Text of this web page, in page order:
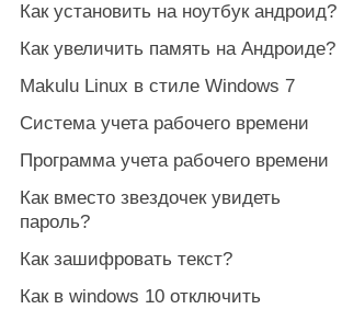
Как установить на ноутбук андроид?
Как увеличить память на Андроиде?
Makulu Linux в стиле Windows 7
Система учета рабочего времени
Программа учета рабочего времени
Как вместо звездочек увидеть
пароль?
Как зашифровать текст?
Как в windows 10 отключить